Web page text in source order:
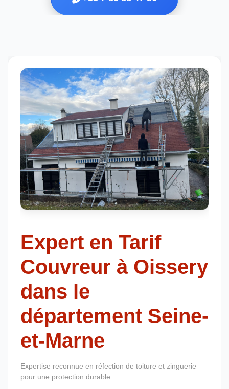
Expert en Tarif
Couvreur à Oissery
dans le
département Seine-
et-Marne
Expertise reconnue en réfection de toiture et zinguerie
pour une protection durable